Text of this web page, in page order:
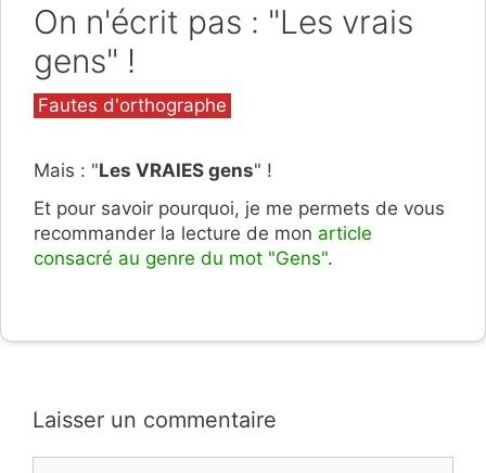
On n'écrit pas : "Les vrais
gens" !
Catégories
Fautes d'orthographe
Mais : "Les VRAIES gens" !
Et pour savoir pourquoi, je me permets de vous
recommander la lecture de mon article
consacré au genre du mot "Gens".
Laisser un commentaire